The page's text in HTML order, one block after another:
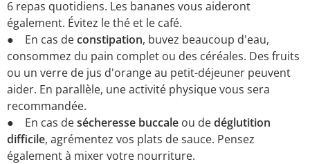
6 repas quotidiens. Les bananes vous aideront
également. Évitez le thé et le café.
● En cas deconstipation, buvez beaucoup d'eau,
consommez du pain complet ou des céréales. Des fruits
ou un verre de jus d'orange au petit-déjeuner peuvent
aider. En parallèle, une activité physique vous sera
recommandée.
● En cas desécheresse buccale ou dedéglutition
difficile, agrémentez vos plats de sauce. Pensez
également à mixer votre nourriture.